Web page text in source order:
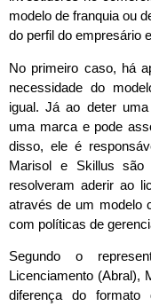
modelo de franquia ou
do perfil do empresário
No primeiro caso, há
necessidade do
igual. Já ao deter
uma marca e pode
disso, ele é
Marisol e Skillus são
resolveram aderir ao
através de um modelo
com políticas de
Segundo o
Licenciamento (Abral),
diferença do